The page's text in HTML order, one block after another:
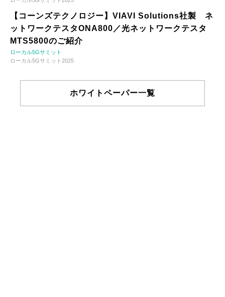
【コーンズテクノロジー】VIAVI Solutions社製 ネ
ットワークテスタONA800／光ネットワークテスタ
MTS5800のご紹介
ローカル5Gサミット
ローカル5Gサミット2025
ホワイトペーパー一覧